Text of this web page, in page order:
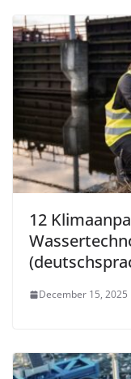
12
December 15, 2025